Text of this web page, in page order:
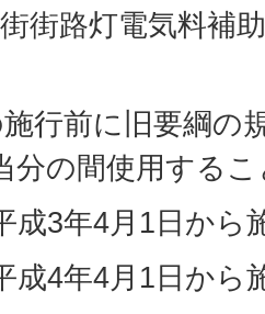
街路灯電気料補
行前に旧要綱の
分の間使用する
成3年4月1日から
成4年4月1日から